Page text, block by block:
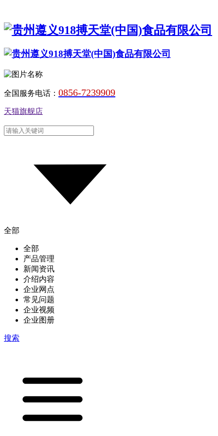
全国服务电话： 0856-7239909
天猫旗舰店
全部
全部
产品管理
新闻资讯
介绍内容
企业网点
常见问题
企业视频
企业图册
搜索